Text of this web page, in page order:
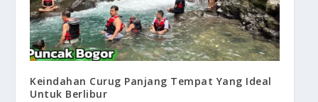
Keindahan Curug Panjang Tempat Yang Ideal
Untuk Berlibur